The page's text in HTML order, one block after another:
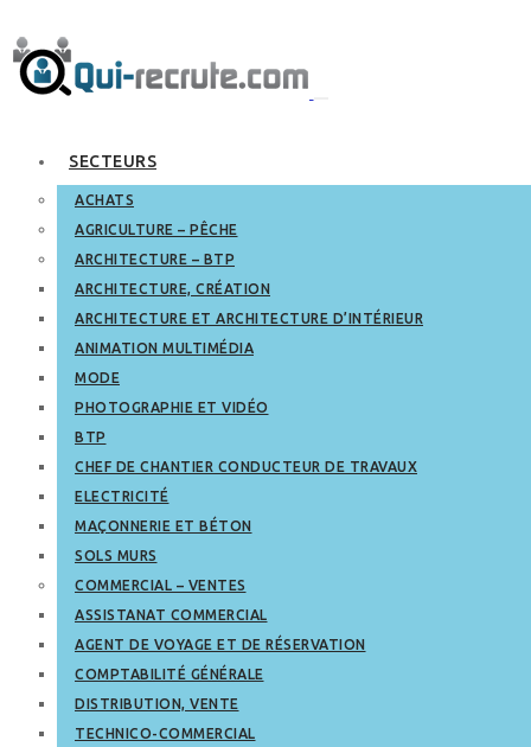
SECTEURS
ACHATS
AGRICULTURE – PÊCHE
ARCHITECTURE – BTP
ARCHITECTURE, CRÉATION
ARCHITECTURE ET ARCHITECTURE D’INTÉRIEUR
ANIMATION MULTIMÉDIA
MODE
PHOTOGRAPHIE ET VIDÉO
BTP
CHEF DE CHANTIER CONDUCTEUR DE TRAVAUX
ELECTRICITÉ
MAÇONNERIE ET BÉTON
SOLS MURS
COMMERCIAL – VENTES
ASSISTANAT COMMERCIAL
AGENT DE VOYAGE ET DE RÉSERVATION
COMPTABILITÉ GÉNÉRALE
DISTRIBUTION, VENTE
TECHNICO-COMMERCIAL